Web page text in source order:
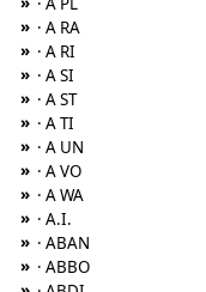
» · A RA
» · A RI
» · A SI
» · A ST
» · A TI
» · A UN
» · A VO
» · A WA
» · A.I.
» · ABAN
» · ABBO